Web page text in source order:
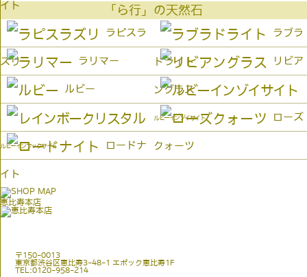
イト 「ら行」の天然石
ラピスラ
ズリ
ラブラ
ドライト
ラリマー リビア
ングラス
ルビー
ルビーインゾイサイト
ルビーインフックサイト
ローズ
クォーツ
ロードナ
イト
恵比寿本店
〒150-0013
東京都渋谷区恵比寿3-48-1 エポック恵比寿1F
TEL:0120-958-214